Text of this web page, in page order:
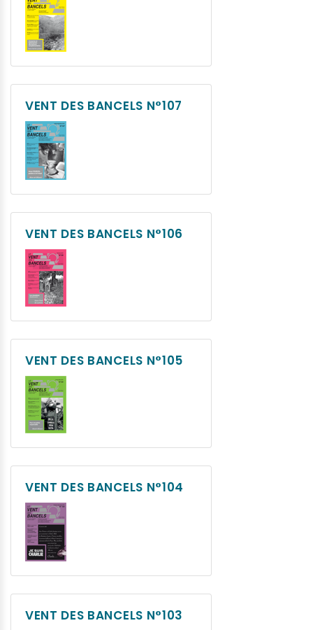
VENT DES BANCELS N°107
VENT DES BANCELS N°106
VENT DES BANCELS N°105
VENT DES BANCELS N°104
VENT DES BANCELS N°103